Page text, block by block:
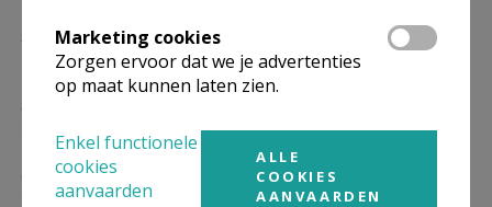
14/03
10.30 Eucharistie
28/03
10.30 Eucharistie
Marketing cookies
Zorgen ervoor dat we je advertenties
op maat kunnen laten zien.
Enkel functionele
cookies
aanvaarden
ALLE
COOKIES
AANVAARDEN